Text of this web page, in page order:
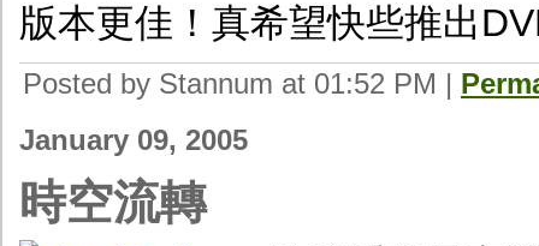
版本更佳！真希望快些推出
Posted by Stannum at 01:52 PM |
January 09, 2005
時空流轉